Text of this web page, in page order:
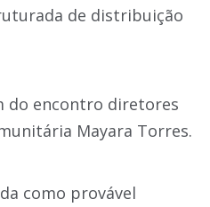
de distribuição
do encontro diretores
Mayara Torres.
como provável